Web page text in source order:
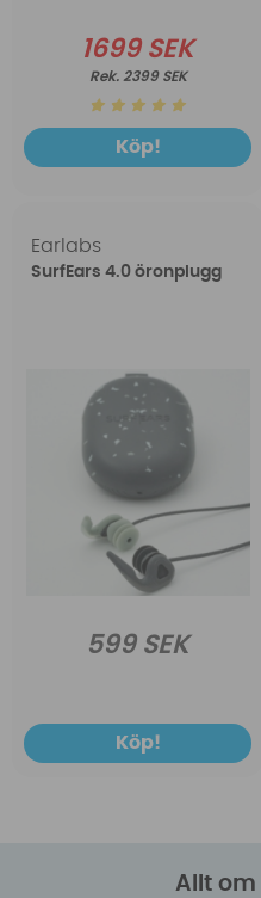
1699 SEK
2399 SEK
Köp!
Earlabs
SurfEars 4.0 öronplugg
599 SEK
Köp!
Allt om